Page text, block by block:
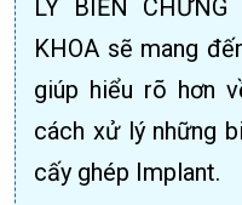
LÝ BIẾN
KHOA sẽ mang
giúp hiểu rõ hơn
cách xử lý những
cấy ghép Implant.